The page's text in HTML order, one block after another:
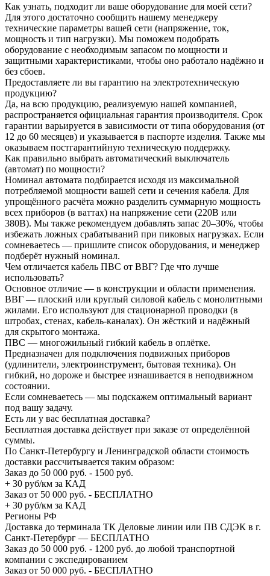
Как узнать, подходит ли ваше оборудование для моей сети?
Для этого достаточно сообщить нашему менеджеру
технические параметры вашей сети (напряжение, ток,
мощность и тип нагрузки). Мы поможем подобрать
оборудование с необходимым запасом по мощности и
защитными характеристиками, чтобы оно работало надёжно и
без сбоев.
Предоставляете ли вы гарантию на электротехническую
продукцию?
Да, на всю продукцию, реализуемую нашей компанией,
распространяется официальная гарантия производителя. Срок
гарантии варьируется в зависимости от типа оборудования (от
12 до 60 месяцев) и указывается в паспорте изделия. Также мы
оказываем постгарантийную техническую поддержку.
Как правильно выбрать автоматический выключатель
(автомат) по мощности?
Номинал автомата подбирается исходя из максимальной
потребляемой мощности вашей сети и сечения кабеля. Для
упрощённого расчёта можно разделить суммарную мощность
всех приборов (в ваттах) на напряжение сети (220В или
380В). Мы также рекомендуем добавлять запас 20–30%, чтобы
избежать ложных срабатываний при пиковых нагрузках. Если
сомневаетесь — пришлите список оборудования, и менеджер
подберёт нужный номинал.
Чем отличается кабель ПВС от ВВГ? Где что лучше
использовать?
Основное отличие — в конструкции и области применения.
ВВГ — плоский или круглый силовой кабель с монолитными
жилами. Его используют для стационарной проводки (в
штробах, стенах, кабель-каналах). Он жёсткий и надёжный
для скрытого монтажа.
ПВС — многожильный гибкий кабель в оплётке.
Предназначен для подключения подвижных приборов
(удлинители, электроинструмент, бытовая техника). Он
гибкий, но дороже и быстрее изнашивается в неподвижном
состоянии.
Если сомневаетесь — мы подскажем оптимальный вариант
под вашу задачу.
Есть ли у вас бесплатная доставка?
Бесплатная доставка действует при заказе от определённой
суммы.
По Санкт-Петербургу и Ленинградской области стоимость
доставки рассчитывается таким образом:
Заказ до 50 000 руб. - 1500 руб.
+ 30 руб/км за КАД
Заказ от 50 000 руб. - БЕСПЛАТНО
+ 30 руб/км за КАД
Регионы РФ
Доставка до терминала ТК Деловые линии или ПВ СДЭК в г.
Санкт-Петербург — БЕСПЛАТНО
Заказ до 50 000 руб. - 1200 руб. до любой транспортной
компании с экспедированием
Заказ от 50 000 руб. - БЕСПЛАТНО